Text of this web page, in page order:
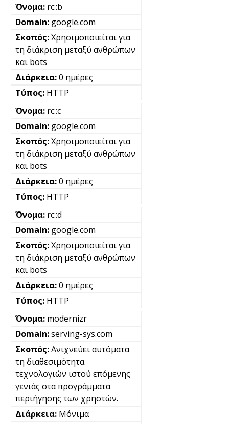
rc::b
google.com
Χρησιμοποιείται για
τη διάκριση μεταξύ ανθρώπων
και bots
0 ημέρες
HTTP
rc::c
google.com
Χρησιμοποιείται για
τη διάκριση μεταξύ ανθρώπων
και bots
0 ημέρες
HTTP
rc::d
google.com
Χρησιμοποιείται για
τη διάκριση μεταξύ ανθρώπων
και bots
0 ημέρες
HTTP
modernizr
serving-sys.com
Ανιχνεύει αυτόματα
τη διαθεσιμότητα
τεχνολογιών ιστού επόμενης
γενιάς στα προγράμματα
περιήγησης των χρηστών.
Μόνιμα